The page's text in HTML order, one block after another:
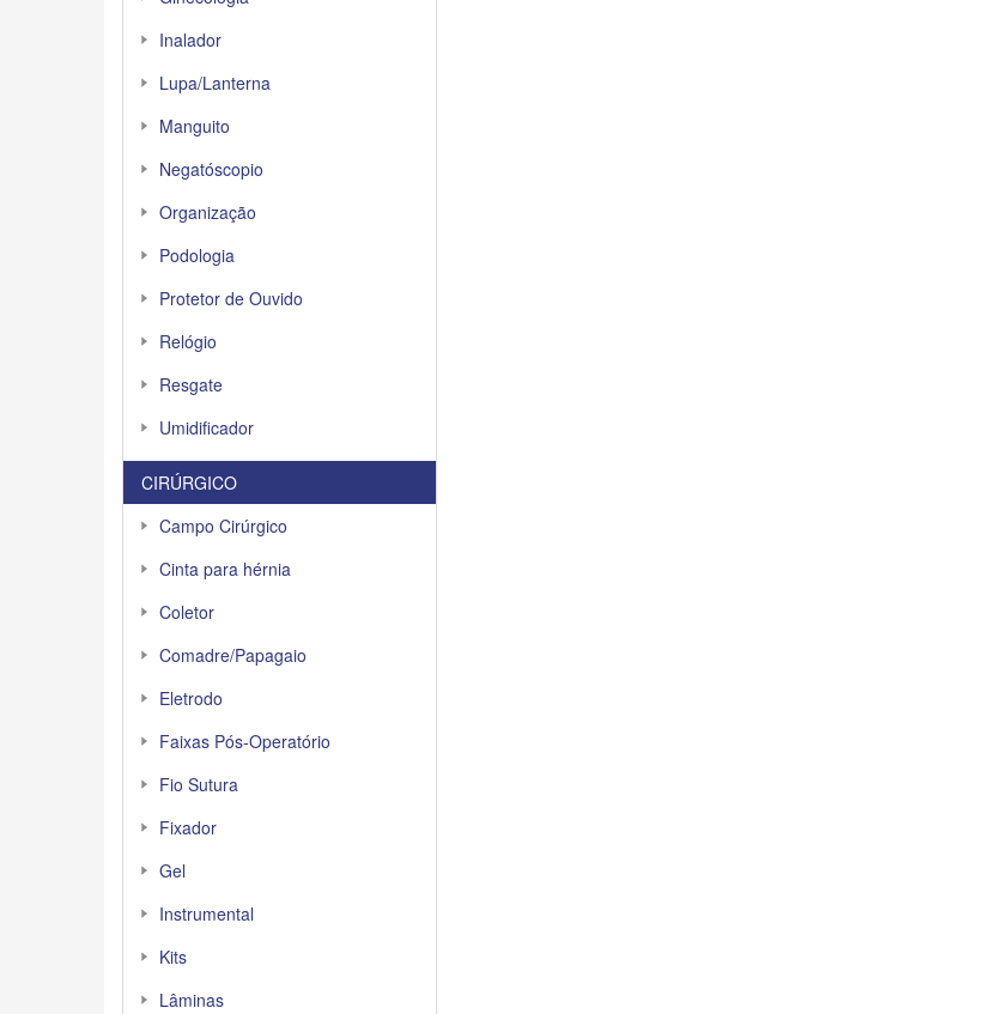
Inalador
Lupa/Lanterna
Manguito
Negatóscopio
Organização
Podologia
Protetor de Ouvido
Relógio
Resgate
Umidificador
CIRÚRGICO
Campo Cirúrgico
Cinta para hérnia
Coletor
Comadre/Papagaio
Eletrodo
Faixas Pós-Operatório
Fio Sutura
Fixador
Gel
Instrumental
Kits
Lâminas